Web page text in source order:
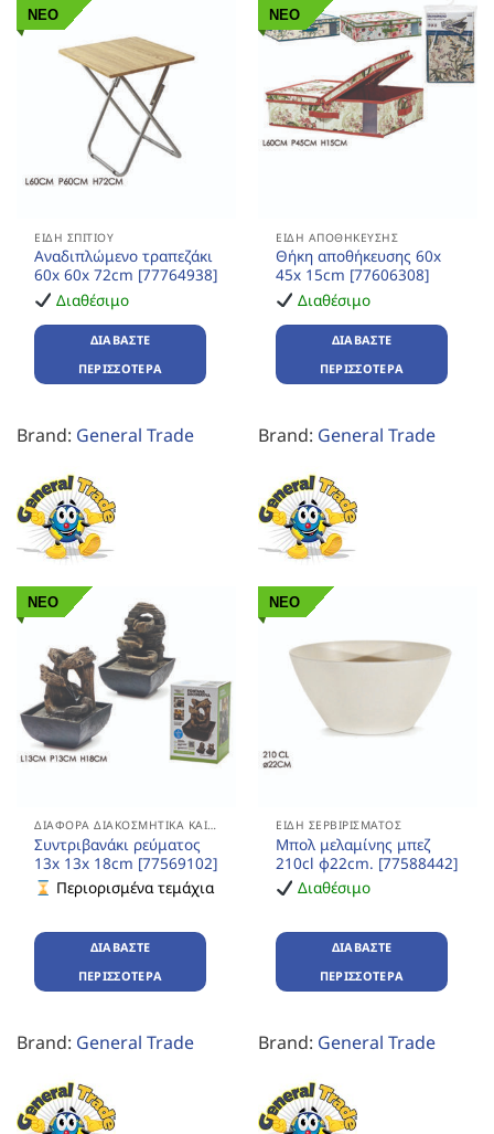
ΝΕΟ
ΕΊΔΗ ΣΠΙΤΙΟΎ
Αναδιπλώμενο τραπεζάκι
60x 60x 72cm [77764938]
Διαθέσιμο
ΔΙΑΒΆΣΤΕ
ΠΕΡΙΣΣΌΤΕΡΑ
Brand: General Trade
ΝΕΟ
ΕΊΔΗ ΑΠΟΘΉΚΕΥΣΗΣ
Θήκη αποθήκευσης 60x
45x 15cm [77606308]
Διαθέσιμο
ΔΙΑΒΆΣΤΕ
ΠΕΡΙΣΣΌΤΕΡΑ
Brand: General Trade
ΝΕΟ
ΔΙΆΦΟΡΑ ΔΙΑΚΟΣΜΗΤΙΚΆ ΚΑΙ ΔΏΡΑ
Συντριβανάκι ρεύματος
13x 13x 18cm [77569102]
Περιορισμένα τεμάχια
ΔΙΑΒΆΣΤΕ
ΠΕΡΙΣΣΌΤΕΡΑ
Brand: General Trade
ΝΕΟ
ΕΊΔΗ ΣΕΡΒΙΡΊΣΜΑΤΟΣ
Μπολ μελαμίνης μπεζ
210cl φ22cm. [77588442]
Διαθέσιμο
ΔΙΑΒΆΣΤΕ
ΠΕΡΙΣΣΌΤΕΡΑ
Brand: General Trade